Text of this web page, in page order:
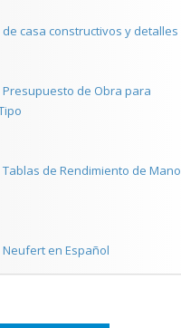
casa constructivos y detalles
Presupuesto de Obra para
de Rendimiento de Mano
en Español